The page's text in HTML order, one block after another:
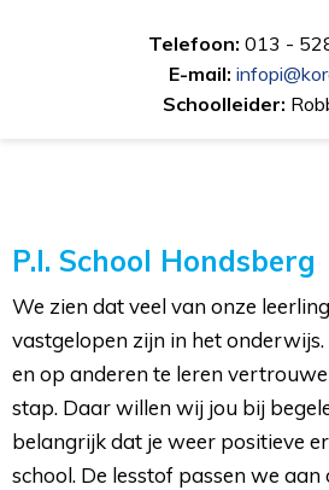
Telefoon: 013 -
E-mail:
Schoolleider:
P.I. School Hondsberg
We zien dat veel van onze
vastgelopen zijn in het
en op anderen te leren
stap. Daar willen wij jou bij
belangrijk dat je weer positieve
school. De lesstof passen we